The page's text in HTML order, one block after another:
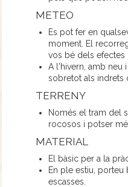
METEO
Es pot fer en
moment. El
vos bé dels efectes
A l'hivern, amb neu
sobretot als indrets
TERRENY
Només el tram del
rocosos i potser
MATERIAL
El bàsic per a la
En ple estiu,
escasses.